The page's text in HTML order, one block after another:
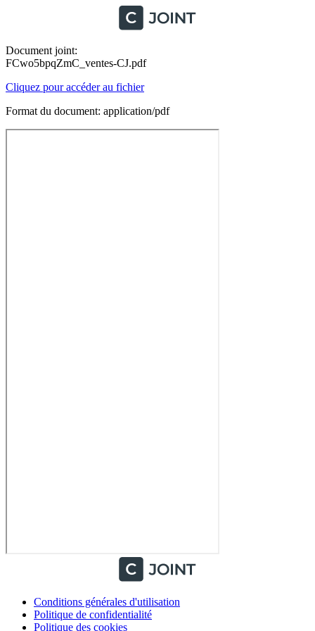
Document joint:
FCwo5bpqZmC_ventes-CJ.pdf
Cliquez pour accéder au fichier
Format du document: application/pdf
Conditions générales d'utilisation
Politique de confidentialité
Politique des cookies